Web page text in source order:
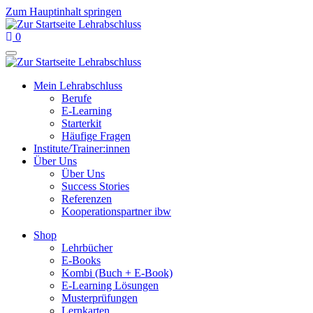
Zum Hauptinhalt springen
0
Mein Lehrabschluss
Berufe
E-Learning
Starterkit
Häufige Fragen
Institute/Trainer:innen
Über Uns
Über Uns
Success Stories
Referenzen
Kooperationspartner ibw
Shop
Lehrbücher
E-Books
Kombi (Buch + E-Book)
E-Learning Lösungen
Musterprüfungen
Lernkarten